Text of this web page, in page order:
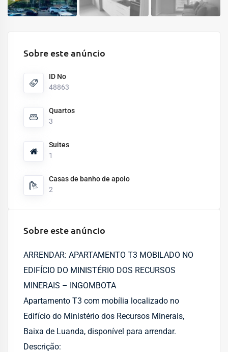
Sobre este anúncio
ID No
48863
Quartos
3
Suites
1
Casas de banho de apoio
2
Sobre este anúncio
ARRENDAR: APARTAMENTO T3 MOBILADO NO
EDIFÍCIO DO MINISTÉRIO DOS RECURSOS
MINERAIS – INGOMBOTA
Apartamento T3 com mobília localizado no
Edifício do Ministério dos Recursos Minerais,
Baixa de Luanda, disponível para arrendar.
Descrição: